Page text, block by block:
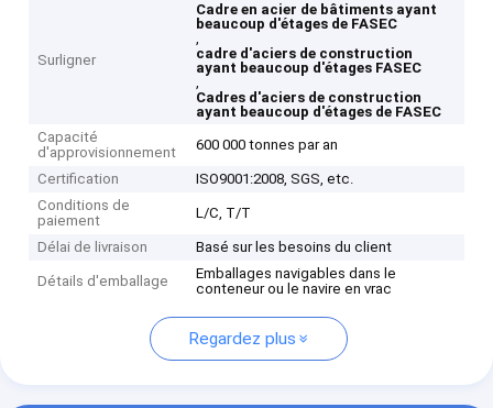
Surligner
Cadre en acier de bâtiments ayant
beaucoup d'étages de FASEC
,
cadre d'aciers de construction
ayant beaucoup d'étages FASEC
,
Cadres d'aciers de construction
ayant beaucoup d'étages de FASEC
Capacité
d'approvisionnement
600 000 tonnes par an
Certification
ISO9001:2008, SGS, etc.
Conditions de
paiement
L/C, T/T
Délai de livraison Basé sur les besoins du client
Détails d'emballage
Emballages navigables dans le
conteneur ou le navire en vrac
Regardez plus